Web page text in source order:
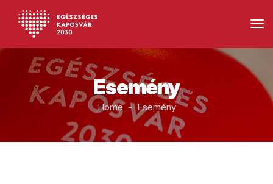
Esemény
Home - Esemény